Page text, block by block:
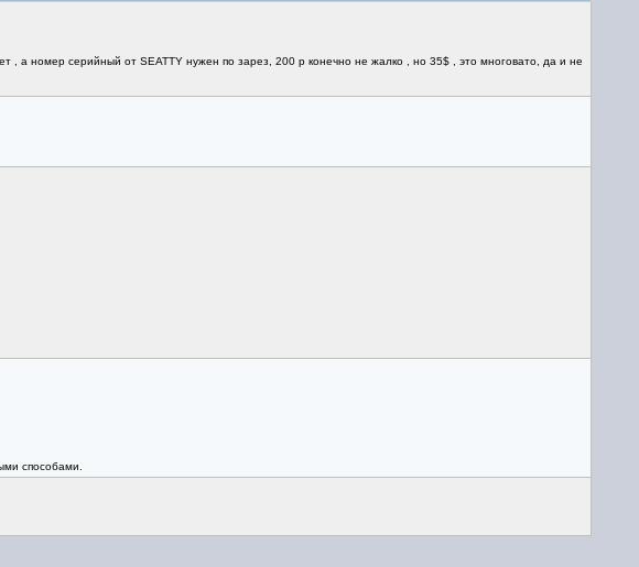
, а номер серийный от SEATTY нужен по зарез, 200 р конечно не жалко , но 35$ , это многовато, да и не
способами.